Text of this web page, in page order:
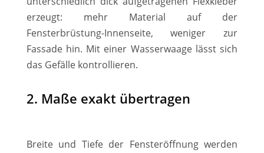
erzeugt: mehr Material auf der
Fensterbrüstung-Innenseite, weniger zur
Fassade hin. Mit einer Wasserwaage lässt sich
das Gefälle kontrollieren.
2. Maße exakt übertragen
Breite und Tiefe der Fensteröffnung werden